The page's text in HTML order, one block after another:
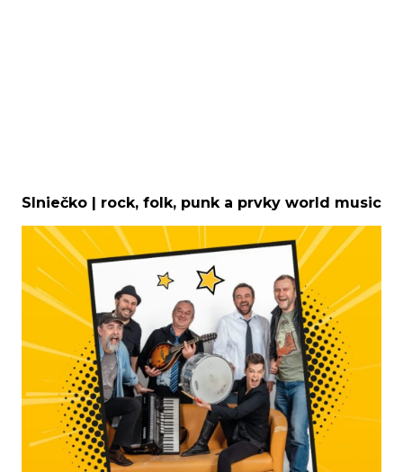
Slniečko | rock, folk, punk a prvky world music